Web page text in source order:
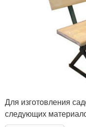
Для изготовления
следующих